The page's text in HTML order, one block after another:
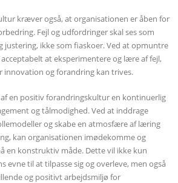
kræver også, at organisationen er åben for
Fejl og udfordringer skal ses som
justering, ikke som fiaskoer. Ved at opmuntre
at eksperimentere og lære af fejl,
innovation og forandring kan trives.
af en positiv forandringskultur en kontinuerlig
og tålmodighed. Ved at inddrage
og skabe en atmosfære af læring
kan organisationen imødekomme og
en konstruktiv måde. Dette vil ikke kun
evne til at tilpasse sig og overleve, men også
og positivt arbejdsmiljø for